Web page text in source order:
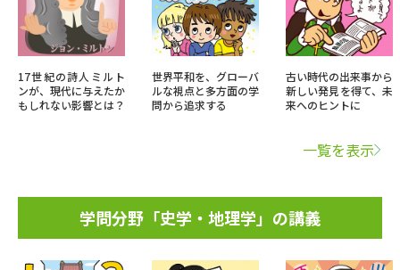
17世紀の詩人ミルト
ンが、現代に与えたか
もしれない影響とは？
世界平和を、グローバ
ルな視点と多方面の学
問から追求する
古い時代の出来事から
新しい発見を得て、未
来へのヒントに
一覧を表示
学問分野「史学・地理学」の講義